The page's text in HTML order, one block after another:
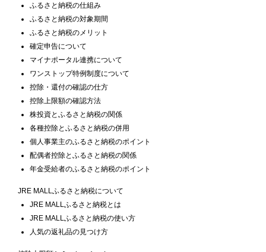
ふるさと納税の仕組み
ふるさと納税の対象期間
ふるさと納税のメリット
確定申告について
マイナポータル連携について
ワンストップ特例制度について
控除・還付の確認の仕方
控除上限額の確認方法
株投資とふるさと納税の関係
各種控除とふるさと納税の併用
個人事業主のふるさと納税のポイント
配偶者控除とふるさと納税の関係
年金受給者のふるさと納税のポイント
JRE MALLふるさと納税について
JRE MALLふるさと納税とは
JRE MALLふるさと納税の使い方
人気の返礼品の見つけ方